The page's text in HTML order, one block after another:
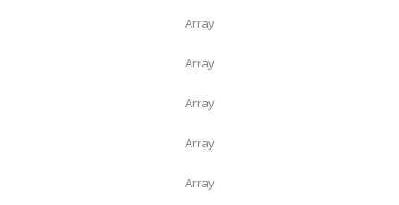
Array
Array
Array
Array
Array